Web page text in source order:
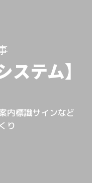
ステム】
内標識サインなど
り